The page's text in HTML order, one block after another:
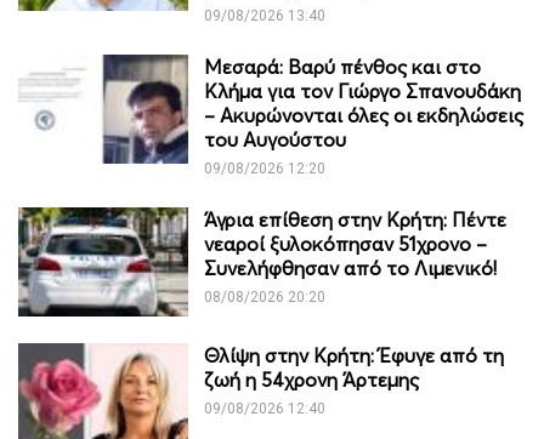
09/08/2026 13:40
Μεσαρά: Βαρύ πένθος και στο
Κλήμα για τον Γιώργο Σπανουδάκη
– Ακυρώνονται όλες οι εκδηλώσεις
του Αυγούστου
09/08/2026 12:20
Άγρια επίθεση στην Κρήτη: Πέντε
νεαροί ξυλοκόπησαν 51χρονο –
Συνελήφθησαν από το Λιμενικό!
08/08/2026 20:20
Θλίψη στην Κρήτη: Έφυγε από τη
ζωή η 54χρονη Άρτεμης
09/08/2026 12:40